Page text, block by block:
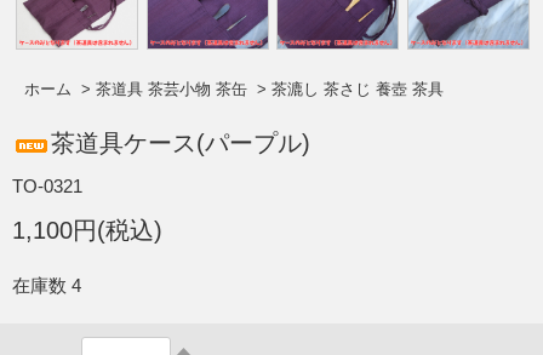
ホーム > 茶道具 茶芸小物 茶缶 > 茶漉し 茶さじ 養壺 茶具
茶道具ケース(パープル)
TO-0321
1,100円(税込)
在庫数 4